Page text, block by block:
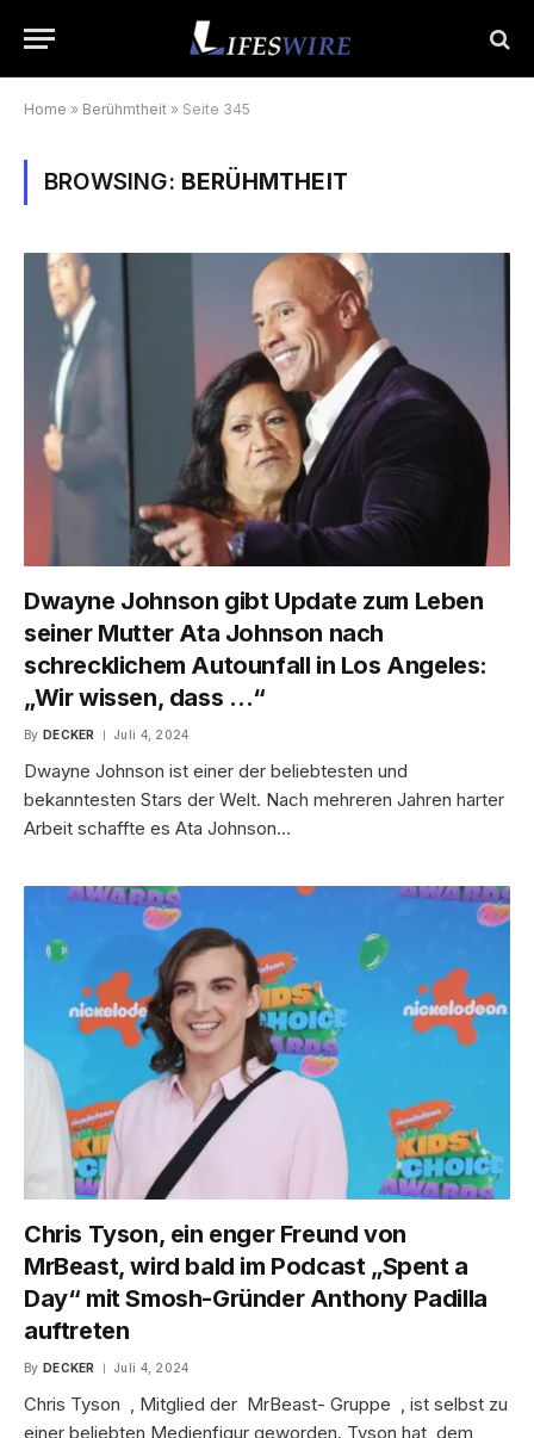
Home » Berühmtheit » Seite 345
BROWSING: BERÜHMTHEIT
Dwayne Johnson gibt Update zum Leben
seiner Mutter Ata Johnson nach
schrecklichem Autounfall in Los Angeles:
„Wir wissen, dass …“
By DECKER Juli 4, 2024
Dwayne Johnson ist einer der beliebtesten und
bekanntesten Stars der Welt. Nach mehreren Jahren harter
Arbeit schaffte es Ata Johnson…
Chris Tyson, ein enger Freund von
MrBeast, wird bald im Podcast „Spent a
Day“ mit Smosh-Gründer Anthony Padilla
auftreten
By DECKER Juli 4, 2024
Chris Tyson , Mitglied der MrBeast- Gruppe , ist selbst zu
einer beliebten Medienfigur geworden. Tyson hat dem